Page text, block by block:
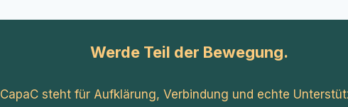
Werde Teil der Bewegung.
CapaC steht für Aufklärung, Verbindung und echte